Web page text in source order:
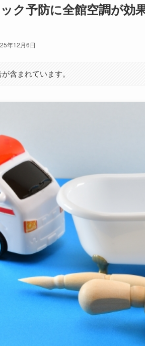
ク予防に全館空調が効
年12月6日
含まれています。